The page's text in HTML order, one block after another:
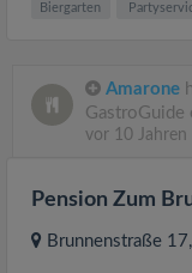
Biergarten
Amarone
GastroGuide
vor 10 Jahren
Pension Zum
Brunnenstraße 17